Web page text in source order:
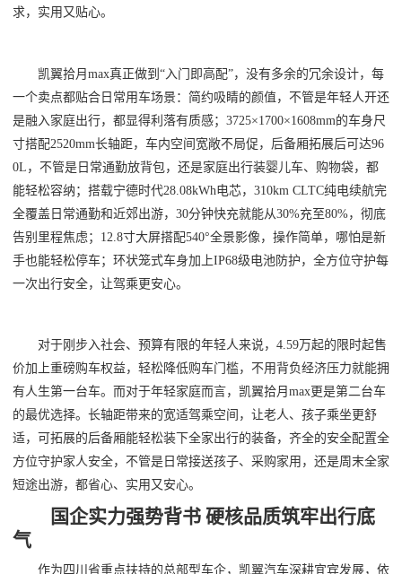
求，实用又贴心。
凯翼拾月max真正做到“入门即高配”，没有多余的冗余设计，每
一个卖点都贴合日常用车场景：简约吸睛的颜值，不管是年轻人开还
是融入家庭出行，都显得利落有质感；3725×1700×1608mm的车身尺
寸搭配2520mm长轴距，车内空间宽敞不局促，后备厢拓展后可达96
0L，不管是日常通勤放背包，还是家庭出行装婴儿车、购物袋，都
能轻松容纳；搭载宁德时代28.08kWh电芯，310km CLTC纯电续航完
全覆盖日常通勤和近郊出游，30分钟快充就能从30%充至80%，彻底
告别里程焦虑；12.8寸大屏搭配540°全景影像，操作简单，哪怕是新
手也能轻松停车；环状笼式车身加上IP68级电池防护，全方位守护每
一次出行安全，让驾乘更安心。
对于刚步入社会、预算有限的年轻人来说，4.59万起的限时起售
价加上重磅购车权益，轻松降低购车门槛，不用背负经济压力就能拥
有人生第一台车。而对于年轻家庭而言，凯翼拾月max更是第二台车
的最优选择。长轴距带来的宽适驾乘空间，让老人、孩子乘坐更舒
适，可拓展的后备厢能轻松装下全家出行的装备，齐全的安全配置全
方位守护家人安全，不管是日常接送孩子、采购家用，还是周末全家
短途出游，都省心、实用又安心。
国企实力强势背书 硬核品质筑牢出行底
气
作为四川省重点扶持的总部型车企，凯翼汽车深耕宜宾发展，依